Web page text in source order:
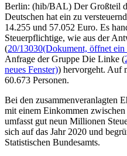
Berlin: (hib/BAL) Der Großteil
Deutschen hat ein zu
14.255 und 57.052 Euro. Es
Steuerpflichtige, wie aus der
(20/13030(Dokument, öffnet ein
Anfrage der Gruppe Die Linke (
neues Fenster)) hervorgeht. Auf
60.673 Personen.
Bei den zusammenveranlagten
mit einem Einkommen
umfasst gut neun Millionen
sich auf das Jahr 2020 und
Statistischen Bundesamts.